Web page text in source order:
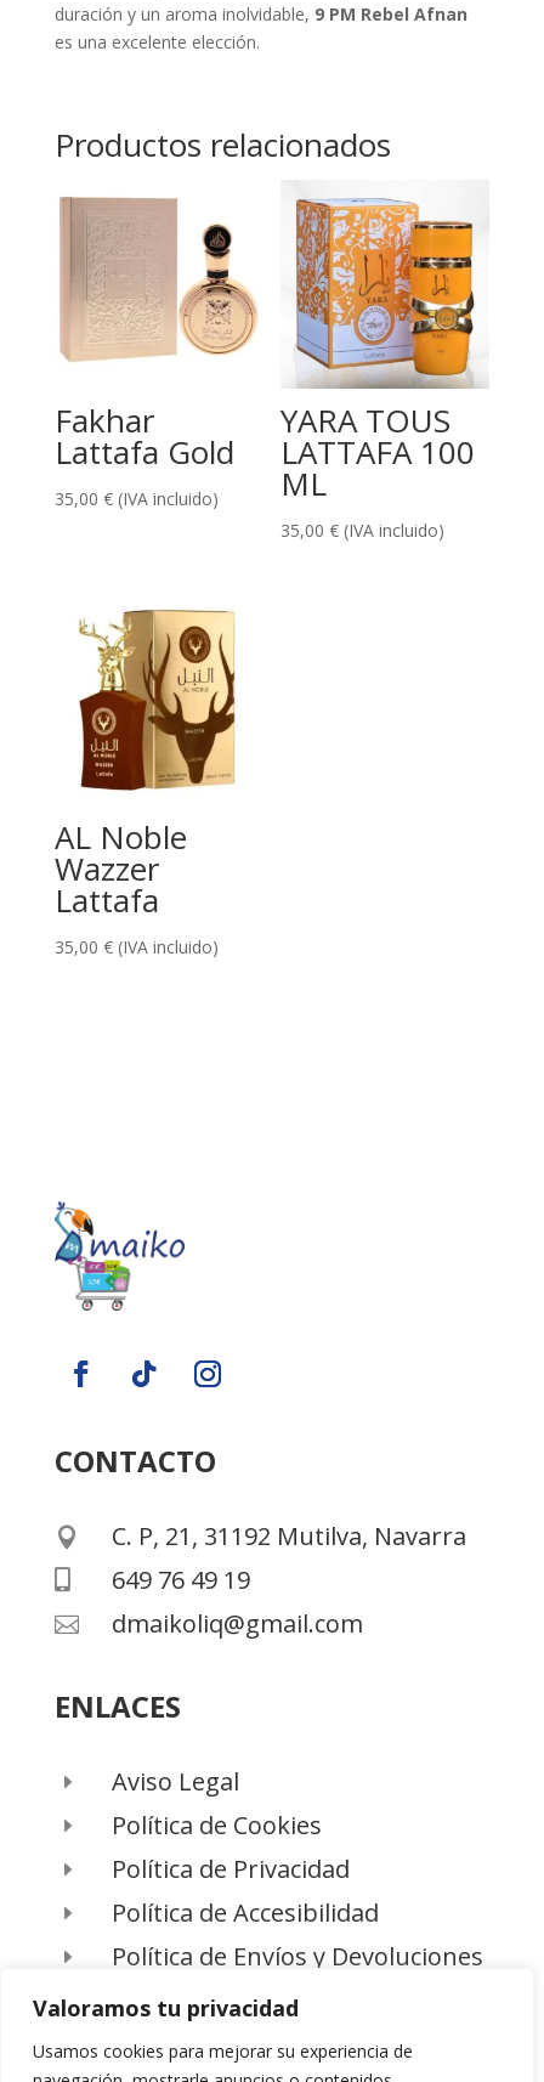
Valoramos tu privacidad
Usamos cookies para mejorar su experiencia de
duración y un aroma inolvidable, 9 PM Rebel Afnan
es una excelente elección.
Productos relacionados
Fakhar
Lattafa Gold
35,00 € (IVA incluido)
YARA TOUS
LATTAFA 100
ML
35,00€ (IVA incluido)
AL Noble
Wazzer
Lattafa
35,00 € (IVA incluido)
CONTACTO
 C. P, 21, 31192 Mutilva, Navarra
 649 76 49 19
 dmaikoliq@gmail.com
ENLACES
E Aviso Legal
E Política de Cookies
E Política de Privacidad
E Política de Accesibilidad
E Política de Envíos y Devoluciones